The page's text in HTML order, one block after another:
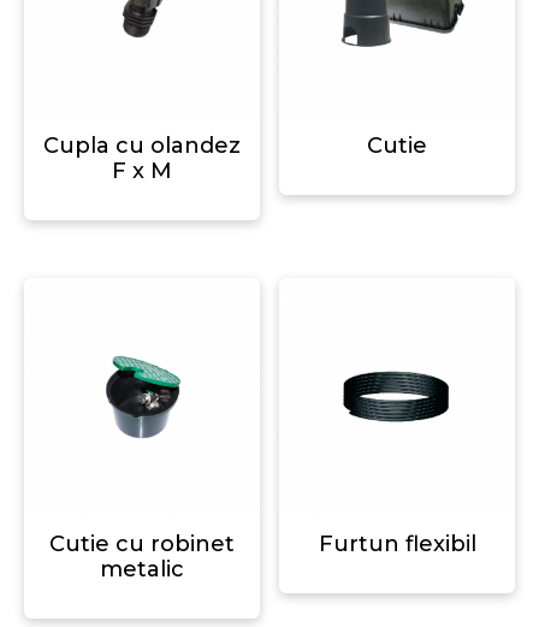
Cupla cu olandez
F x M
Cutie
Cutie cu robinet
metalic
Furtun flexibil